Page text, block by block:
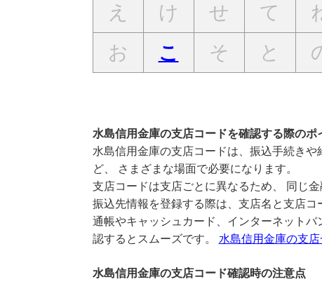
え
け せ て
お
こ そ と
水島信用金庫の支店コードを確認する際のポ
水島信用金庫の支店コードは、振込手続き
ど、 さまざまな場面で必要になります。
支店コードは支店ごとに異なるため、 同じ
振込先情報を登録する際は、支店名と支店コ
通帳やキャッシュカード、インターネット
認するとスムーズです。 水島信用金庫の支店
水島信用金庫の支店コード確認時の注意点